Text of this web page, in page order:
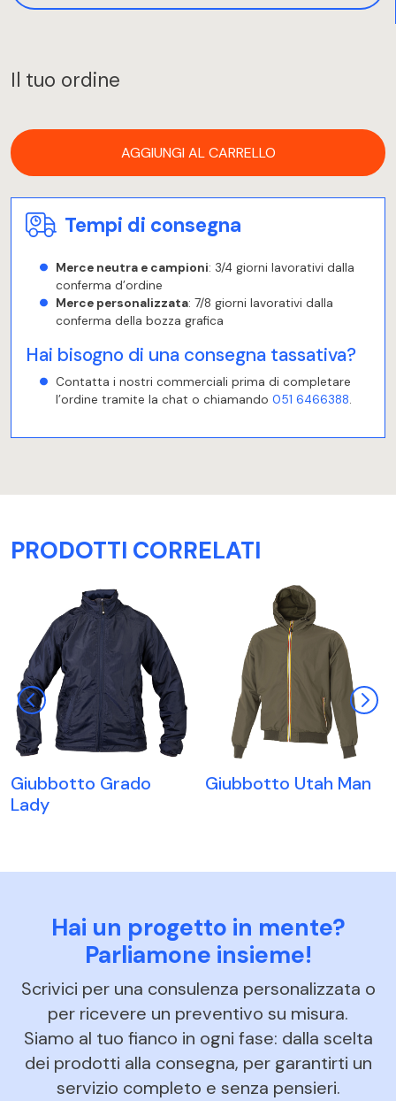
Il tuo ordine
AGGIUNGI AL CARRELLO
Tempi di consegna
Merce neutra e campioni: 3/4 giorni lavorativi dalla
conferma d’ordine
Merce personalizzata: 7/8 giorni lavorativi dalla
conferma della bozza grafica
Hai bisogno di una consegna tassativa?
Contatta i nostri commerciali prima di completare
l’ordine tramite la chat o chiamando 051 6466388.
PRODOTTI CORRELATI
Giubbotto Grado
Lady
Giubbotto Utah Man
Hai un progetto in mente?
Parliamone insieme!
Scrivici per una consulenza personalizzata o
per ricevere un preventivo su misura.
Siamo al tuo fianco in ogni fase: dalla scelta
dei prodotti alla consegna, per garantirti un
servizio completo e senza pensieri.